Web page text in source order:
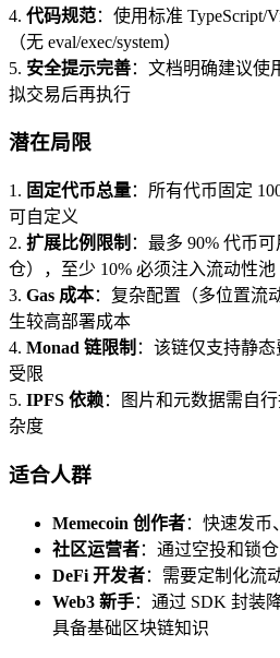
4. 代码规范：使用标准 TypeScript/
（无 eval/exec/system）
5. 安全提示完善：文档明确建议使
拟交易后再执行
潜在局限
1. 固定代币总量：所有代币固定
可自定义
2. 扩展比例限制 ：最多 90% 代币
仓），至少 10% 必须注入流动性池
3. Gas 成本：复杂配置（多位置流
生较高部署成本
4. Monad 链限制 ：该链仅支持静
受限
5. IPFS 依赖：图片和元数据需自
杂度
适合人群
Memecoin 创作者：快速发币
社区运营者：通过空投和锁
DeFi 开发者：需要定制化流
Web3 新手：通过 SDK 封装
具备基础区块链知识